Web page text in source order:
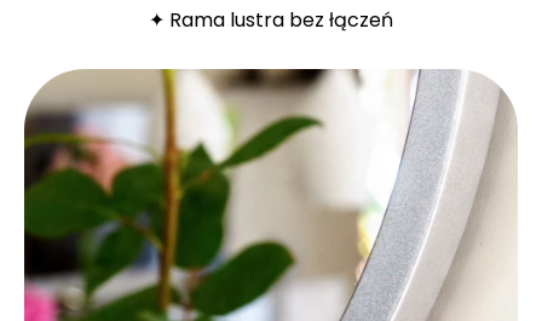
✦ Rama lustra bez łączeń